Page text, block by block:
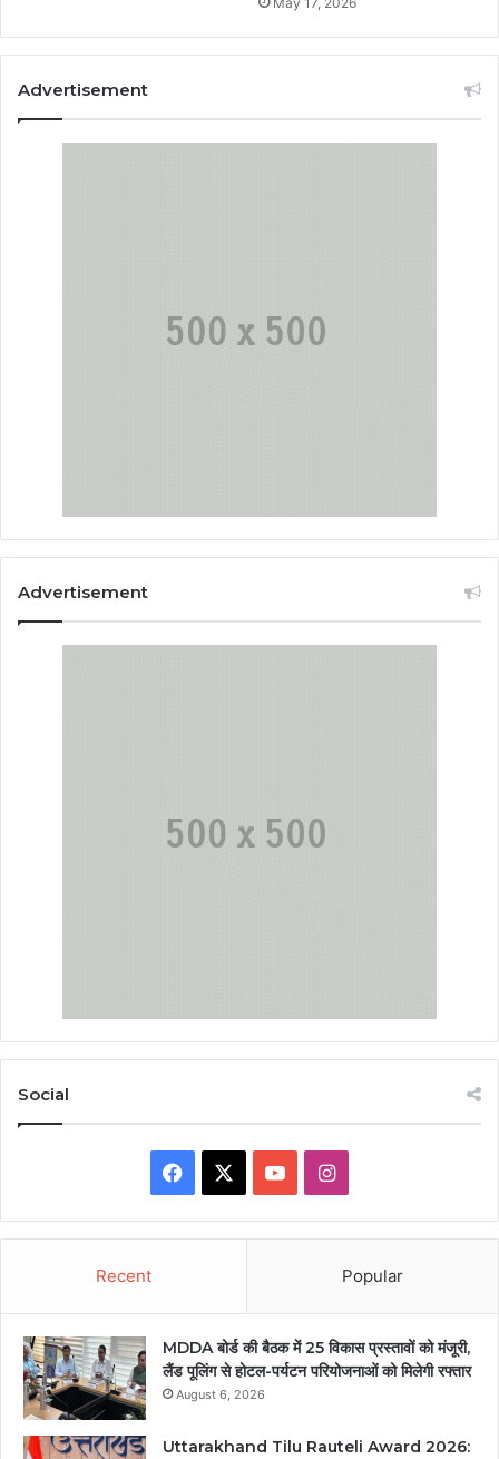
Advertisement
Advertisement
Social
Facebook YouTubeInstagram
Recent Popular
MDDA बोर्ड की बैठक में 25 विकास प्रस्तावों को मंजूरी,
लैंड पूलिंग से होटल-पर्यटन परियोजनाओं को मिलेगी रफ्तार
August 6, 2026
Uttarakhand Tilu Rauteli Award 2026: